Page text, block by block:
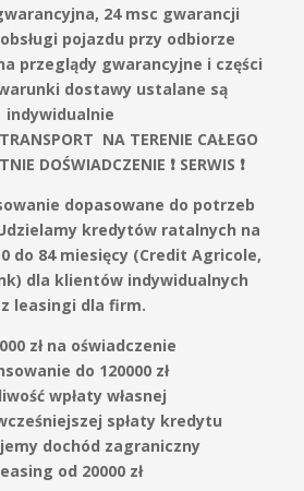
24 msc gwarancji
pojazdu przy odbiorze
przeglądy gwarancyjne i części
dostawy ustalane są
indywidualnie
TRANSPORT NA TERENIE CAŁEGO
DOŚWIADCZENIE ❗️ SERWIS ❗️
dopasowane do potrzeb
kredytów ratalnych na
do 84 miesięcy (Credit Agricole,
dla klientów indywidualnych
leasingi dla firm.
zł na oświadczenie
do 120000 zł
wpłaty własnej
spłaty kredytu
dochód zagraniczny
od 20000 zł